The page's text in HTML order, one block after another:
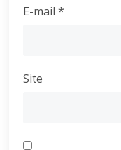
E-mail*
Site